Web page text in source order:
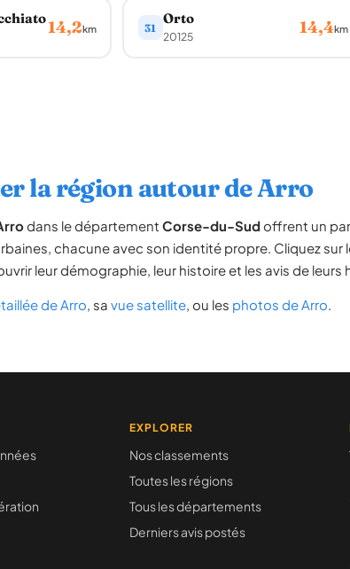
14,2km 31
Orto
20125 14,4km
la région autour de Arro
dans le département Corse-du-Sudoffrent un
chacune avec son identité propre. Cliquez sur
leur démographie, leur histoire et les avis de leurs
de Arro, sa vue satellite, ou les photos de Arro.
EXPLORER
Nos classements
Toutes les régions
Tous les départements
Derniers avis postés